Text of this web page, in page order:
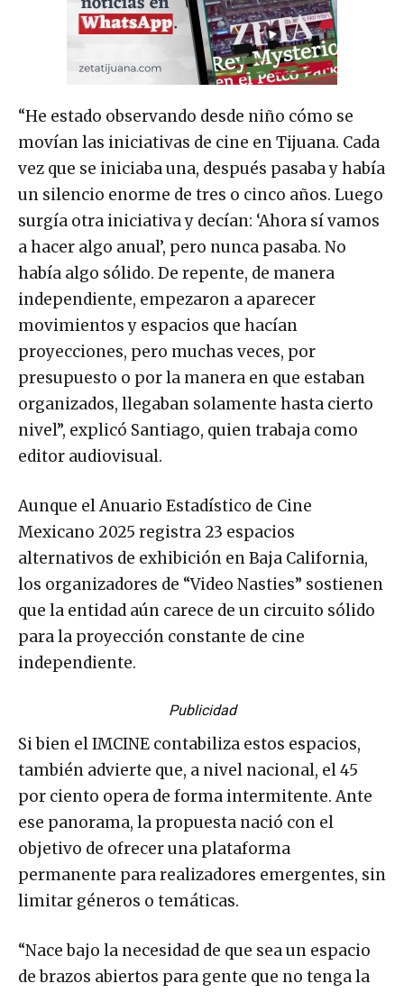
“He estado observando desde niño cómo se
movían las iniciativas de cine en Tijuana. Cada
vez que se iniciaba una, después pasaba y había
un silencio enorme de tres o cinco años. Luego
surgía otra iniciativa y decían: ‘Ahora sí vamos
a hacer algo anual’, pero nunca pasaba. No
había algo sólido. De repente, de manera
independiente, empezaron a aparecer
movimientos y espacios que hacían
proyecciones, pero muchas veces, por
presupuesto o por la manera en que estaban
organizados, llegaban solamente hasta cierto
nivel”, explicó Santiago, quien trabaja como
editor audiovisual.
Aunque el Anuario Estadístico de Cine
Mexicano 2025 registra 23 espacios
alternativos de exhibición en Baja California,
los organizadores de “Video Nasties” sostienen
que la entidad aún carece de un circuito sólido
para la proyección constante de cine
independiente.
Publicidad
Si bien el IMCINE contabiliza estos espacios,
también advierte que, a nivel nacional, el 45
por ciento opera de forma intermitente. Ante
ese panorama, la propuesta nació con el
objetivo de ofrecer una plataforma
permanente para realizadores emergentes, sin
limitar géneros o temáticas.
“Nace bajo la necesidad de que sea un espacio
de brazos abiertos para gente que no tenga la